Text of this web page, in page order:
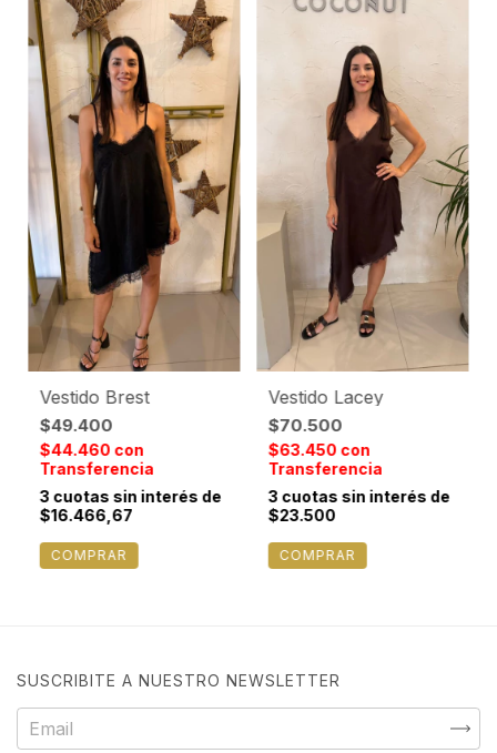
Vestido Brest
$49.400
$44.460 con
Transferencia
3 cuotas sin interés de
$16.466,67
COMPRAR
Vestido Lacey
$70.500
$63.450 con
Transferencia
3 cuotas sin interés de
$23.500
COMPRAR
SUSCRIBITE A NUESTRO NEWSLETTER